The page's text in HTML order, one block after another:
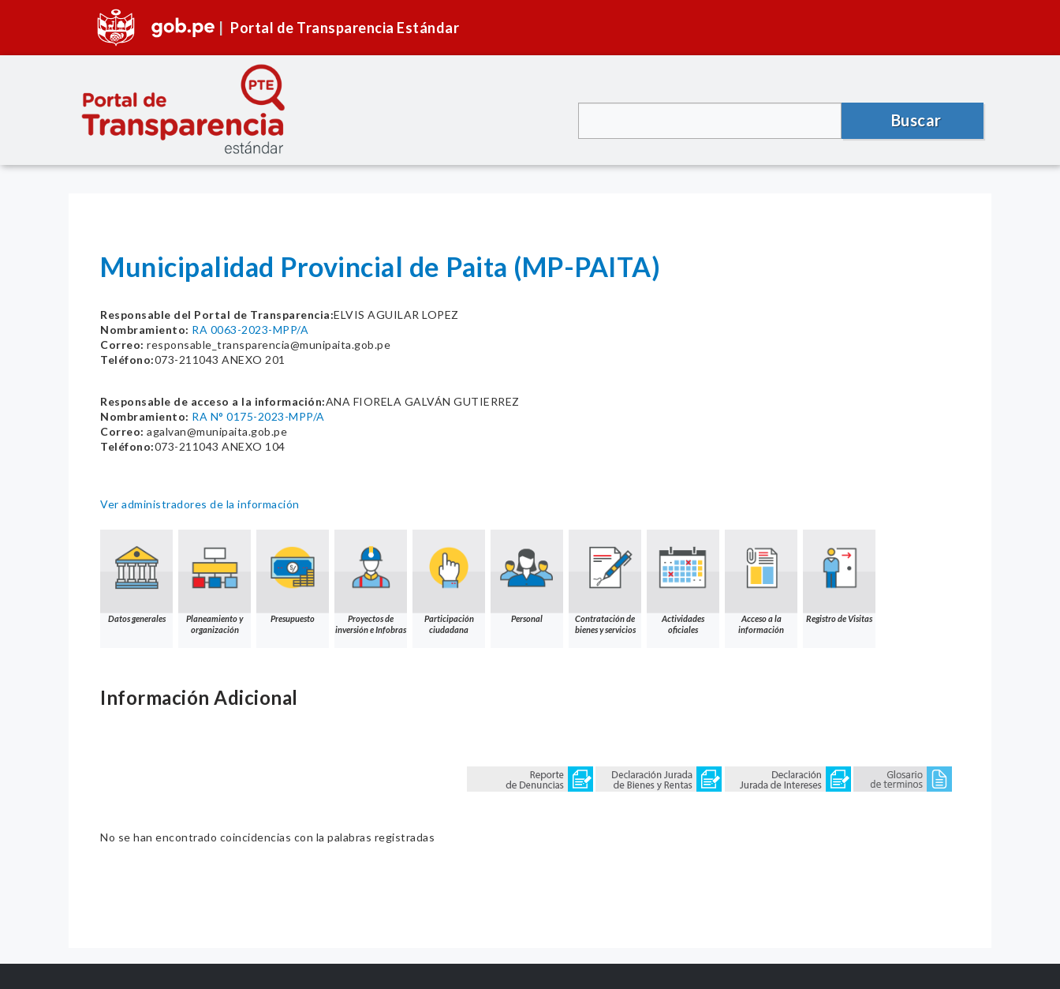
Portal de Transparencia Estándar
Buscar
Municipalidad Provincial de Paita (MP-PAITA)
Responsable del Portal de Transparencia:ELVIS AGUILAR LOPEZ
Nombramiento: RA 0063-2023-MPP/A
Correo: responsable_transparencia@munipaita.gob.pe
Teléfono:073-211043 ANEXO 201
Responsable de acceso a la información:ANA FIORELA GALVÁN GUTIERREZ
Nombramiento: RA N° 0175-2023-MPP/A
Correo: agalvan@munipaita.gob.pe
Teléfono:073-211043 ANEXO 104
Ver administradores de la información
Datos generales
Planeamiento y
organización
Presupuesto
Proyectos de
inversión e Infobras
Participación
ciudadana
Personal
Contratación de
bienes y servicios
Actividades
oficiales
Acceso a la
información
Registro de Visitas
Información Adicional
No se han encontrado coincidencias con la palabras registradas